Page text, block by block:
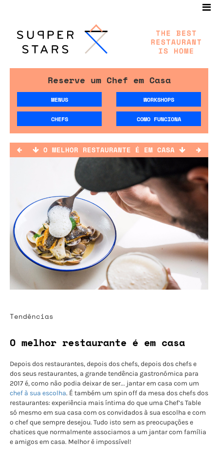
Reserve um Chef em Casa
MENUS WORKSHOPS
CHEFS COMO FUNCIONA
O MELHOR RESTAURANTE É EM CASA
Tendências
O melhor restaurante é em casa
Depois dos restaurantes, depois dos chefs, depois dos chefs e
dos seus restaurantes, a grande tendência gastronómica para
2017 é, como não podia deixar de ser... jantar em casa com um
chef à sua escolha. É também um spin off da mesa dos chefs dos
restaurantes: experiência mais íntima do que uma Chef’s Table
só mesmo em sua casa com os convidados à sua escolha e com
o chef que sempre desejou. Tudo isto sem as preocupações e
chatices que normalmente associamos a um jantar com família
e amigos em casa. Melhor é impossível!